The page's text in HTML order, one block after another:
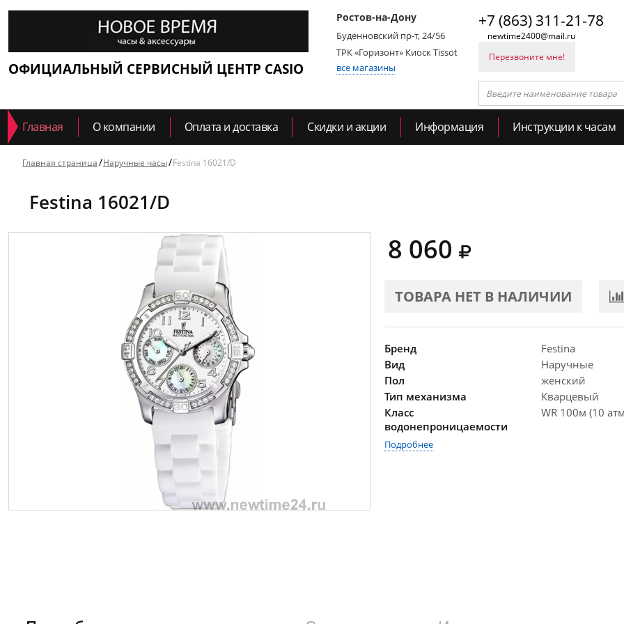
ОФИЦИАЛЬНЫЙ СЕРВИСНЫЙ ЦЕНТР CASIO
Ростов-на-Дону
Буденновский пр-т, 24/56
ТРК «Горизонт» Киоск Tissot
все магазины
+7 (863) 311-21-78
newtime2400@mail.ru
Перезвоните мне!
Главная О компании Оплата и доставка Скидки и акции Информация Инструкции к часам
Главная страница Наручные часы Festina 16021/D
Festina 16021/D
8 060
ТОВАРА НЕТ В НАЛИЧИИ
Бренд
Festina
Вид
Наручные
Пол
женский
Тип механизма
Кварцевый
Класс
водонепроницаемости
WR 100м (10
Подробнее